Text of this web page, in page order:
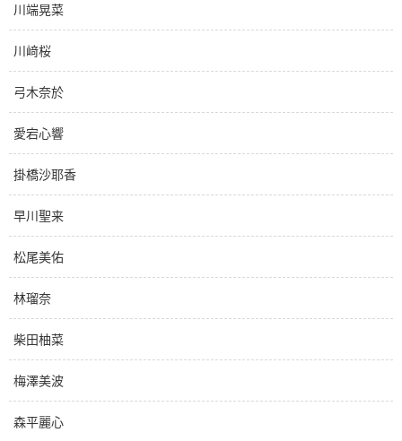
川端晃菜
川﨑桜
弓木奈於
愛宕心響
掛橋沙耶香
早川聖来
松尾美佑
林瑠奈
柴田柚菜
梅澤美波
森平麗心